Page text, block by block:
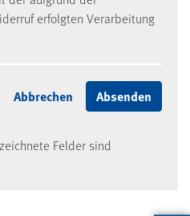
erfolgten Verarbeitung
Felder sind